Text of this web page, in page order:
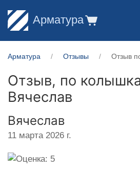
Арматура
Арматура Отзывы Отзыв
Отзыв, по
Вячеслав
Вячеслав
11 марта 2026 г.